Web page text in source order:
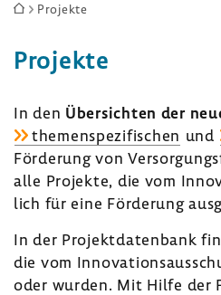
Sie
hier:
Projekte
Projekte
In den Über­sichten der
themen­spe­zi­fi­schen und
Förde­rung von
alle Projekte, die vom
lich für eine Förde­rung
In der Projekt­da­ten­bank
die vom
oder wurden. Mit Hilfe der